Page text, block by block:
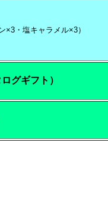
×3・塩キャラメル×3）
グギフト）